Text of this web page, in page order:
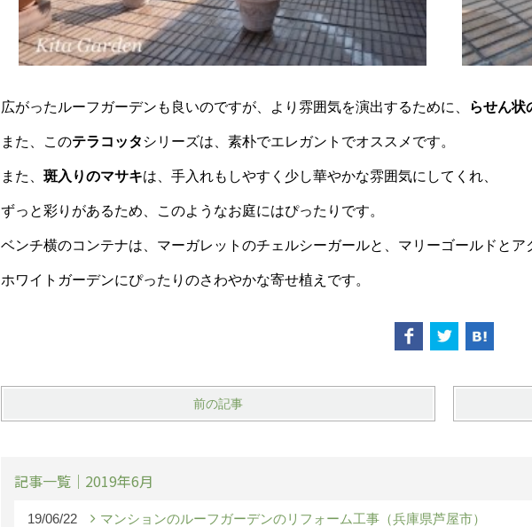
広がったルーフガーデンも良いのですが、より雰囲気を演出するために、 らせん状
また、このテラコッタ シリーズは、素朴でエレガントでオススメです。
また、 斑入りのマサキは、手入れもしやすく少し華やかな雰囲気にしてくれ、
ずっと彩りがあるため、このようなお庭にはぴったりです。
ベンチ横のコンテナは、マーガレットのチェルシーガールと、マリーゴールドと
ホワイトガーデンにぴったりのさわやかな寄せ植えです。
前の記事
記事一覧｜2019年6月
19/06/22 マンションのルーフガーデンのリフォーム工事（兵庫県芦屋市）